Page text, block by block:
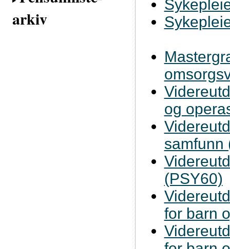
arkiv
og
samfunn
(PSY60)
for barn